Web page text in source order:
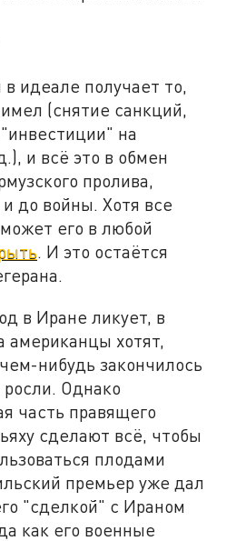
идеале получает то,
(снятие санкций,
"инвестиции" на
и всё это в обмен
пролива,
до войны. Хотя все
его в любой
. И это остаётся
в Иране ликует, в
американцы хотят,
нибудь закончилось
Однако
часть правящего
сделают всё, чтобы
плодами
премьер уже дал
"сделкой" с Ираном
как его военные